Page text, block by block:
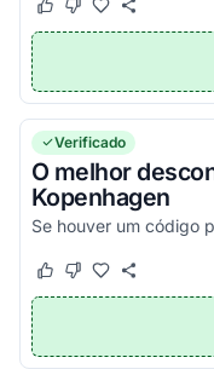
Este cupom funcionou
Este cupom não
Verificado
O melhor
Kopenhagen
Este cupom funcionou
Este cupom não